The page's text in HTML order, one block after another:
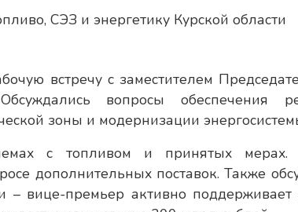
встречу с заместителем
вопросы обеспечения
зоны и модернизации
с топливом и принятых мерах.
дополнительных поставок. Также
вице-премьер активно поддерживает